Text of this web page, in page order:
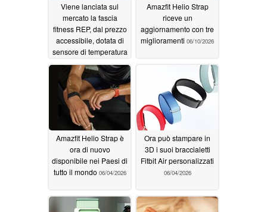
Viene lanciata sul
mercato la fascia
fitness REP, dal prezzo
accessibile, dotata di
sensore di temperatura
cutanea e di
un’autonomia di 10
giorni07/08/2026
Amazfit Helio Strap
riceve un
aggiornamento con tre
miglioramenti 06/10/2026
Amazfit Helio Strap è
ora di nuovo
disponibile nei Paesi di
tutto il mondo 06/04/2026
Ora può stampare in
3D i suoi braccialetti
Fitbit Air personalizzati
06/04/2026